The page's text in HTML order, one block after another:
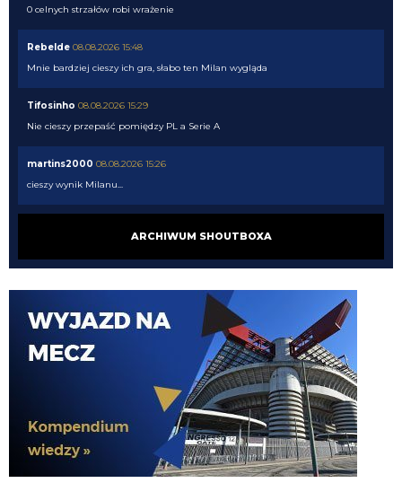
0 celnych strzałów robi wrażenie
Rebelde 08.08.2026 15:48
Mnie bardziej cieszy ich gra, słabo ten Milan wygląda
Tifosinho 08.08.2026 15:29
Nie cieszy przepaść pomiędzy PL a Serie A
martins2000 08.08.2026 15:26
cieszy wynik Milanu...
a ty nad czym pracujesz tukory aktualnie
FENDI_SOSA
tyle ze musi popracowac w defensywie bardziej
08.08.2026 15:03
jego przeciwienistwo.
FENDI_SOSA
08.08.2026 15:03
jeszcze jak spojrzysz na lh xd
ARCHIWUM SHOUTBOXA